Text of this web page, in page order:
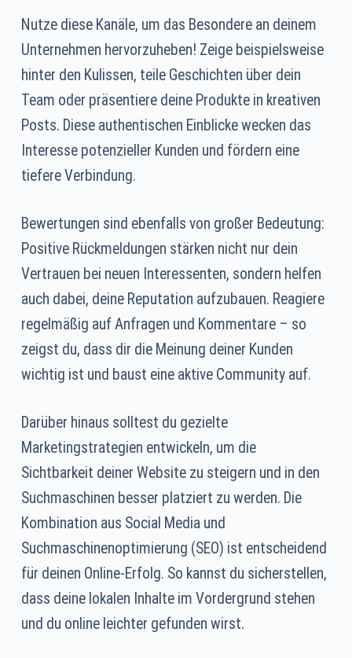
Nutze diese Kanäle, um das Besondere an deinem
Unternehmen hervorzuheben! Zeige beispielsweise
hinter den Kulissen, teile Geschichten über dein
Team oder präsentiere deine Produkte in kreativen
Posts. Diese authentischen Einblicke wecken das
Interesse potenzieller Kunden und fördern eine
tiefere Verbindung.
Bewertungen sind ebenfalls von großer Bedeutung:
Positive Rückmeldungen stärken nicht nur dein
Vertrauen bei neuen Interessenten, sondern helfen
auch dabei, deine Reputation aufzubauen. Reagiere
regelmäßig auf Anfragen und Kommentare – so
zeigst du, dass dir die Meinung deiner Kunden
wichtig ist und baust eine aktive Community auf.
Darüber hinaus solltest du gezielte
Marketingstrategien entwickeln, um die
Sichtbarkeit deiner Website zu steigern und in den
Suchmaschinen besser platziert zu werden. Die
Kombination aus Social Media und
Suchmaschinenoptimierung (SEO) ist entscheidend
für deinen Online-Erfolg. So kannst du sicherstellen,
dass deine lokalen Inhalte im Vordergrund stehen
und du online leichter gefunden wirst.